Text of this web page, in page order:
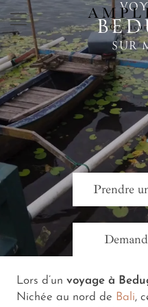
×
SUR
Prendre
Lors d’un voyage à
Nichée au nord de Bali,